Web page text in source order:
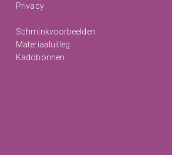
Privacy
Schminkvoorbeelden
Materiaaluitleg
Kadobonnen